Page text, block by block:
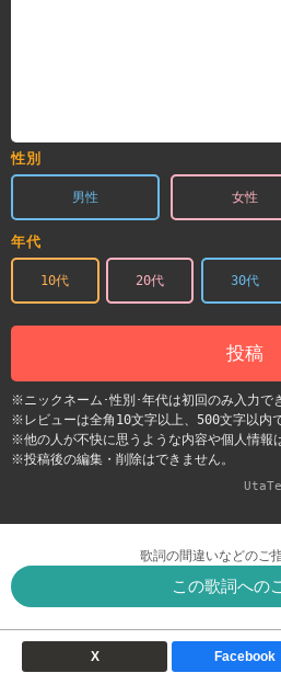
性別
男性 女性
年代
10代 20代 30代
投稿
※ニックネーム･性別･年代は初回のみ入力で
※レビューは全角10文字以上、500文字以内
※他の人が不快に思うような内容や個人情報
※投稿後の編集・削除はできません。
歌詞の間違いなどのご
この歌詞への
X Facebook